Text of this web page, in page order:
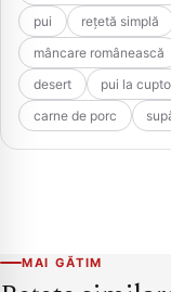
pui
rețetă simplă
mâncare românească
desert
pui la
carne de porc
MAI GĂTIM